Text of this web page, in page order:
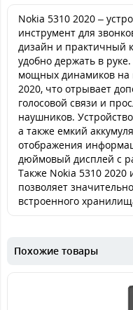
Nokia 5310 2020 –
инструмент для
дизайн и практичный
удобно держать в
мощных динамиков на
2020, что отрывает
голосовой связи и
наушников.
а также емкий
отображения
дюймовый дисплей с
Также Nokia 5310 2020
позволяет
встроенного
Похожие товары